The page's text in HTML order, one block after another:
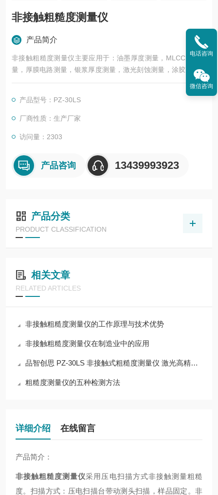
非接触粗糙度测量仪
产品简介
非接触粗糙度测量仪主要应用于：油墨厚度测量，MLCC厚度测
量，厚膜电路测量，银浆厚度测量，激光刻蚀测量，涂胶厚度测
量，半导体、特种材料表面粗糙度测量等。
产品型号：PZ-30LS
厂商性质：生产厂家
访问量：2303
产品咨询 13439993923
产品分类
PRODUCT CLASSIFICATION
相关文章
RELATED ARTICLES
非接触粗糙度测量仪的工作原理与技术优势
非接触粗糙度测量仪在制造业中的应用
品智创思 PZ-30LS 非接触式粗糙度测量仪 激光高精度扫描
粗糙度测量仪的五种检测方法
详细介绍 在线留言
产品简介：
非接触粗糙度测量仪采用压电扫描方式非接触测量粗糙
度。扫描方式：压电扫描台带动测头扫描，样品固定。非
电话咨询
微信咨询